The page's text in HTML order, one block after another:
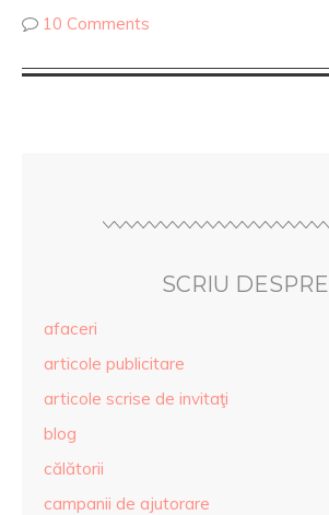
10 Comments
SCRIU DESPRE
afaceri
articole publicitare
articole scrise de invitaţi
blog
călătorii
campanii de ajutorare